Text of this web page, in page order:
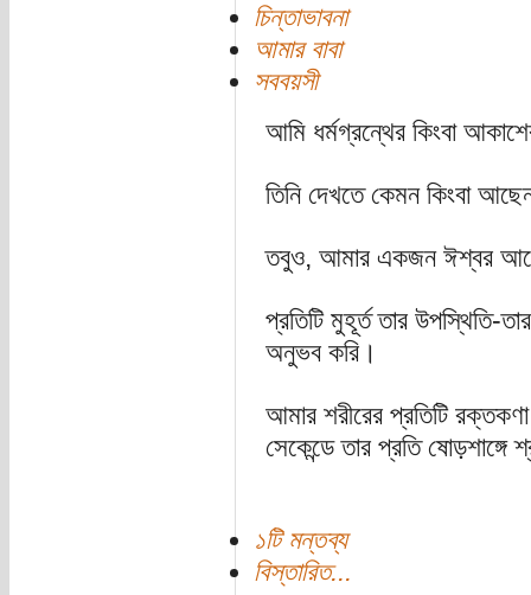
চিন্তাভাবনা
আমার বাবা
সববয়সী
আমি ধর্মগ্রন্থের কিংবা
তিনি দেখতে কেমন কিংবা
তবুও, আমার একজন ঈশ্বর
প্রতিটি মুহূর্ত তার উপস্থিতি-
অনুভব করি।
আমার শরীরের প্রতিটি
সেকেন্ডে তার প্রতি ষোড়শাঙ্গে
১টি মন্তব্য
বিস্তারিত...